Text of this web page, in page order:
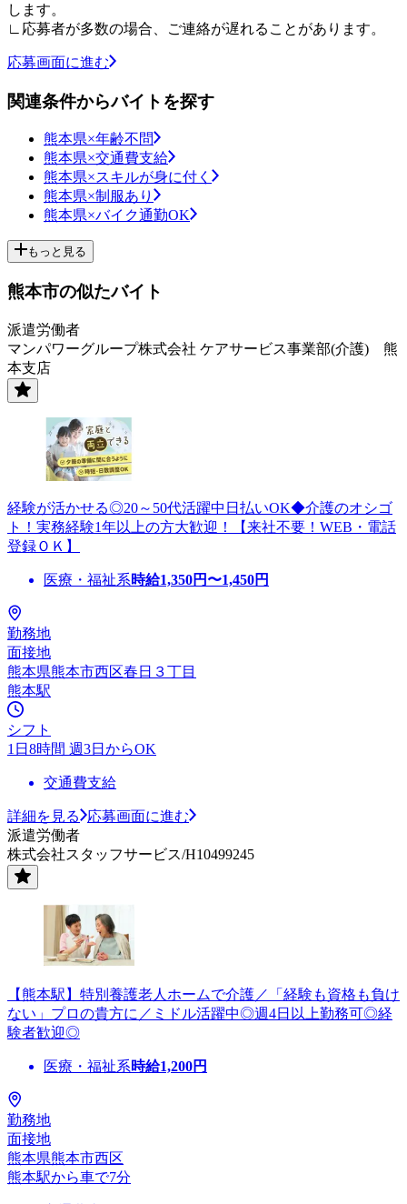
します。
∟応募者が多数の場合、ご連絡が遅れることがあります。
応募画面に進む
関連条件からバイトを探す
熊本県×年齢不問
熊本県×交通費支給
熊本県×スキルが身に付く
熊本県×制服あり
熊本県×バイク通勤OK
もっと見る
熊本市の似たバイト
派遣労働者
マンパワーグループ株式会社 ケアサービス事業部(介護) 熊
本支店
経験が活かせる◎20～50代活躍中日払いOK◆介護のオシゴ
ト！実務経験1年以上の方大歓迎！【来社不要！WEB・電話
登録ＯＫ】
医療・福祉系時給1,350円〜1,450円
勤務地
面接地
熊本県熊本市西区春日３丁目
熊本駅
シフト
1日8時間 週3日からOK
交通費支給
詳細を見る
応募画面に進む
派遣労働者
株式会社スタッフサービス/H10499245
【熊本駅】特別養護老人ホームで介護／「経験も資格も負け
ない」プロの貴方に／ミドル活躍中◎週4日以上勤務可◎経
験者歓迎◎
医療・福祉系時給1,200円
勤務地
面接地
熊本県熊本市西区
熊本駅から車で7分